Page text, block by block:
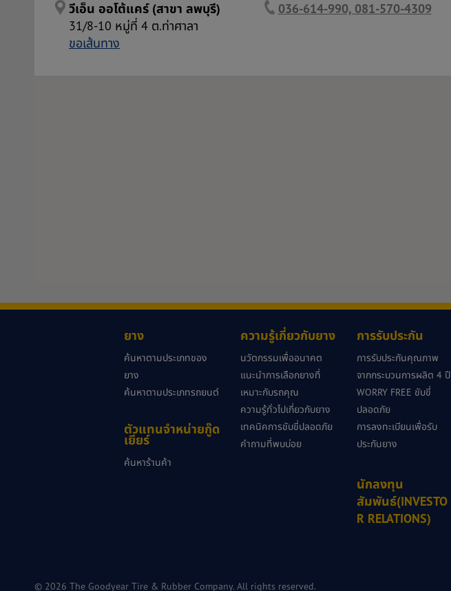
วีเอ็น ออโต้แคร์ (สาขา ลพบุรี)
31/8-10 หมู่ที่ 4 ต.ท่าศาลา
ขอเส้นทาง
036-614-990, 081-570-4309
ยาง
ค้นหาตามประเภทของ
ยาง
ค้นหาตามประเภทรถยนต์
ตัวแทนจำหน่ายกู๊ด
เยียร์
ค้นหาร้านค้า
ความรู้เกี่ยวกับยาง
นวัตกรรมเพื่ออนาคต
แนะนำการเลือกยางที่
เหมาะกับรถคุณ
ความรู้ทั่วไปเกี่ยวกับยาง
เทคนิคการขับขี่ปลอดภัย
คำถามที่พบบ่อย
การรับประกัน
การรับประกันคุณภาพ
จากกระบวนการผลิต 4 ปี
WORRY FREE ขับขี่
ปลอดภัย
การลงทะเบียนเพื่อรับ
ประกันยาง
นักลงทุน
สัมพันธ์(INVESTO
R RELATIONS)
© 2026 The Goodyear Tire & Rubber Company. All rights reserved.